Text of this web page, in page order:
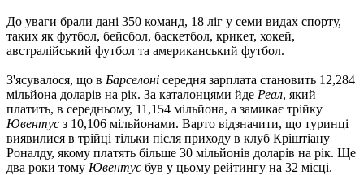
До уваги брали дані 350 команд, 18 ліг у семи видах спорту,
таких як футбол, бейсбол, баскетбол, крикет, хокей,
австралійський футбол та американський футбол.
З'ясувалося, що в Барселоні середня зарплата становить 12,284
мільйона доларів на рік. За каталонцями йде Реал, який
платить, в середньому, 11,154 мільйона, а замикає трійку
Ювентус з 10,106 мільйонами. Варто відзначити, що туринці
виявилися в трійці тільки після приходу в клуб Кріштіану
Роналду, якому платять більше 30 мільйонів доларів на рік. Ще
два роки тому Ювентус був у цьому рейтингу на 32 місці.